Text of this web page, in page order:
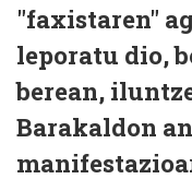
"faxistaren"
leporatu dio,
berean,
Barakaldon